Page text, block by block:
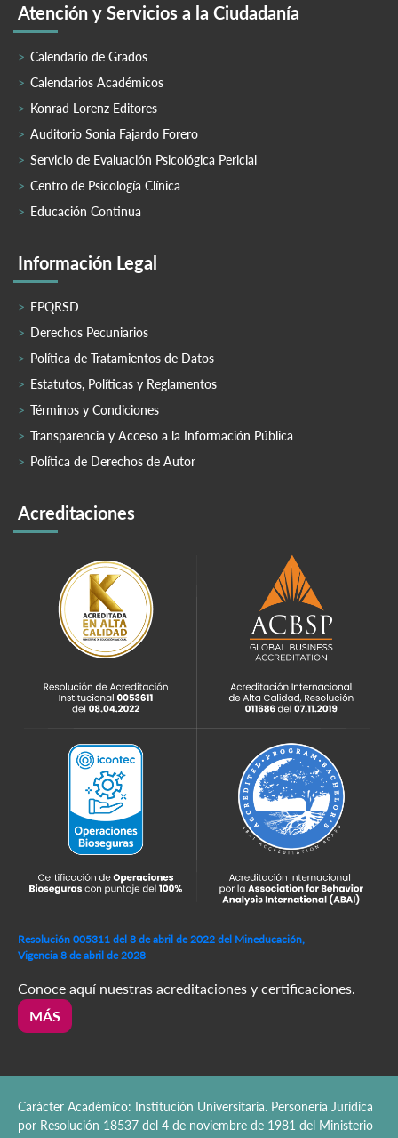
Atención y Servicios a la Ciudadanía
Calendario de Grados
Calendarios Académicos
Konrad Lorenz Editores
Auditorio Sonia Fajardo Forero
Servicio de Evaluación Psicológica Pericial
Centro de Psicología Clínica
Educación Continua
Información Legal
FPQRSD
Derechos Pecuniarios
Política de Tratamientos de Datos
Estatutos, Políticas y Reglamentos
Términos y Condiciones
Transparencia y Acceso a la Información Pública
Política de Derechos de Autor
Acreditaciones
Resolución 005311 del 8 de abril de 2022 del Mineducación,
Vigencia 8 de abril de 2028
Conoce aquí nuestras acreditaciones y certificaciones.
MÁS
Carácter Académico: Institución Universitaria. Personería Jurídica
por Resolución 18537 del 4 de noviembre de 1981 del Ministerio